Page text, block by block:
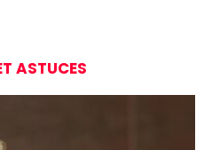
ASTUCES